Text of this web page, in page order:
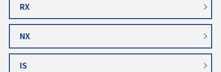
RX
NX
IS